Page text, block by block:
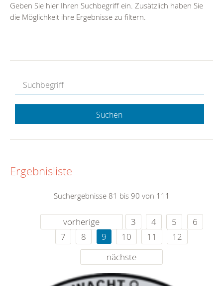
Geben Sie hier Ihren Suchbegriff ein. Zusätzlich haben Sie
die Möglichkeit ihre Ergebnisse zu filtern.
Suchen
Ergebnisliste
Suchergebnisse 81 bis 90 von 111
vorherige 3 4 5
6
7
8 9 10 11
12
nächste